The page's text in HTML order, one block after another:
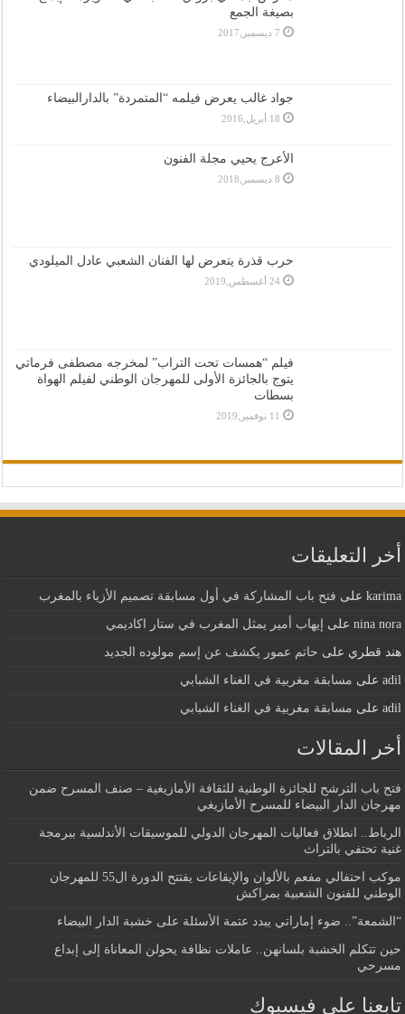
بصيغة الجمع
7 ديسمبر,2017
جواد غالب يعرض فيلمه “المتمردة” بالدارالبيضاء
18 أبريل,2016
الأعرج يحيي مجلة الفنون
8 ديسمبر,2018
حرب قذرة يتعرض لها الفنان الشعبي عادل الميلودي
24 أغسطس,2019
فيلم “همسات تحت التراب” لمخرجه مصطفى فرماتي
يتوج بالجائزة الأولى للمهرجان الوطني لفيلم الهواة
بسطات
11 نوفمبر,2019
أخر التعليقات
karima على فتح باب المشاركة في أول مسابقة تصميم الأزياء بالمغرب
nina nora على إيهاب أمير يمثل المغرب في ستار اكاديمي
هند قطري على حاتم عمور يكشف عن إسم مولوده الجديد
adil على مسابقة مغربية في الغناء الشبابي
adil على مسابقة مغربية في الغناء الشبابي
أخر المقالات
فتح باب الترشح للجائزة الوطنية للثقافة الأمازيغية – صنف المسرح ضمن
مهرجان الدار البيضاء للمسرح الأمازيغي
الرباط.. انطلاق فعاليات المهرجان الدولي للموسيقات الأندلسية ببرمجة
غنية تحتفي بالتراث
موكب احتفالي مفعم بالألوان والإيقاعات يفتتح الدورة ال55 للمهرجان
الوطني للفنون الشعبية بمراكش
“الشمعة”.. ضوء إماراتي يبدد عتمة الأسئلة على خشبة الدار البيضاء
حين تتكلم الخشبة بلسانهن.. عاملات نظافة يحولن المعاناة إلى إبداع
مسرحي
تابعنا على فيسبوك